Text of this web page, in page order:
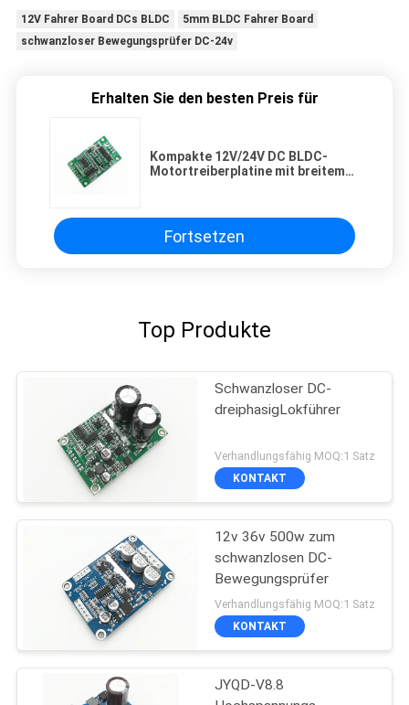
12V Fahrer Board DCs BLDC
5mm BLDC Fahrer Board
schwanzloser Bewegungsprüfer DC-24v
Erhalten Sie den besten Preis für
Kompakte 12V/24V DC BLDC-
Motortreiberplatine mit breitem
Fortsetzen
Top Produkte
Schwanzloser DC-
dreiphasigLokführer
Verhandlungsfähig MOQ:1 Satz
KONTAKT
12v 36v 500w zum
schwanzlosen DC-
Bewegungsprüfer
Verhandlungsfähig MOQ:1 Satz
KONTAKT
JYQD-V8.8